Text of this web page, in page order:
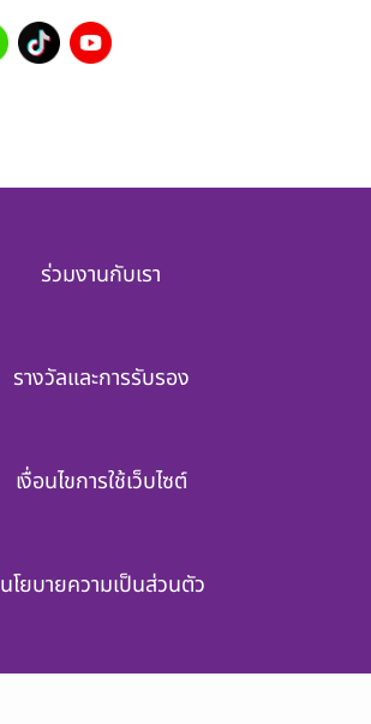
ร่วมงานกับเรา
รางวัลและการรับรอง
เงื่อนไขการใช้เว็บไซต์
นโยบายความเป็นส่วนตัว